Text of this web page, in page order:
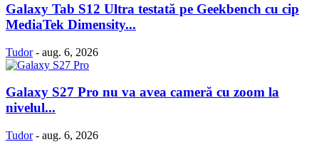
Galaxy Tab S12 Ultra testată pe Geekbench cu cip
MediaTek Dimensity...
Tudor - aug. 6, 2026
Galaxy S27 Pro nu va avea cameră cu zoom la
nivelul...
Tudor - aug. 6, 2026